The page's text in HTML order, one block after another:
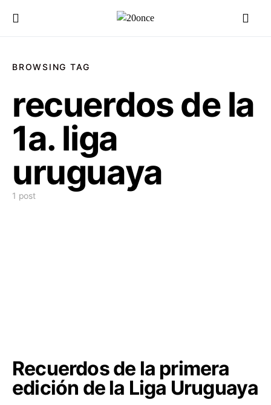
BROWSING TAG
recuerdos de la
1a. liga
uruguaya
1 post
Recuerdos de la primera
edición de la Liga Uruguaya